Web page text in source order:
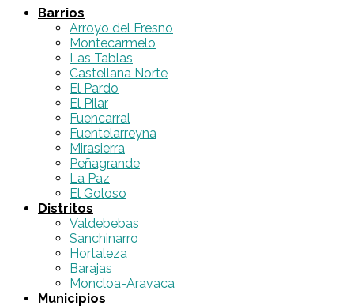
Barrios
Arroyo del Fresno
Montecarmelo
Las Tablas
Castellana Norte
El Pardo
El Pilar
Fuencarral
Fuentelarreyna
Mirasierra
Peñagrande
La Paz
El Goloso
Distritos
Valdebebas
Sanchinarro
Hortaleza
Barajas
Moncloa-Aravaca
Municipios